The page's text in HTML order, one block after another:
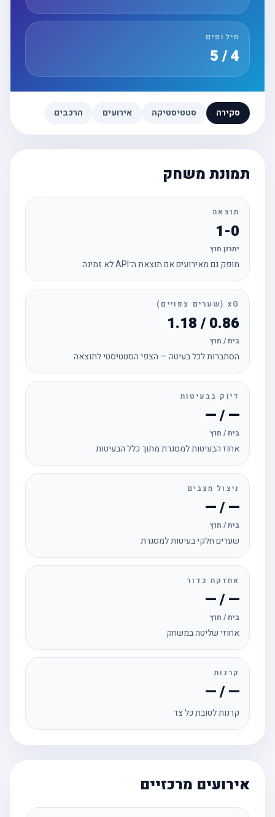
חילופים
סקירה סטטיסטיקה אירועים הרכבים
תמונת משחק
תוצאה
1-0
יתרון חוץ
מופק גם מאירועים אם תוצאת ה־API לא זמינה
xG (שערים צפויים)
0.86 / 1.18
בית / חוץ
הסתברות לכל בעיטה — הצפי הסטטיסטי לתוצאה
דיוק בבעיטות
— / —
בית / חוץ
אחוז הבעיטות למסגרת מתוך כלל הבעיטות
ניצול מצבים
— / —
בית / חוץ
שערים חלקי בעיטות למסגרת
אחזקת כדור
— / —
בית / חוץ
אחוזי שליטה במשחק
קרנות
— / —
קרנות לטובת כל צד
אירועים מרכזיים